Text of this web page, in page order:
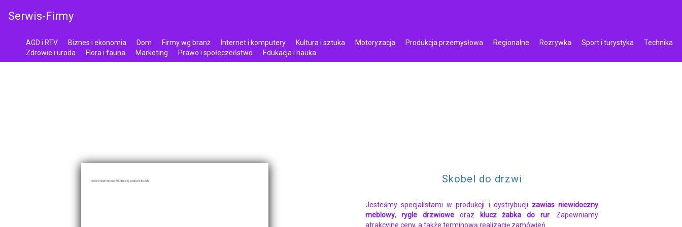
Serwis-Firmy
AGD i RTV Biznes i ekonomia Dom Firmy wg branż Internet i komputery Kultura i sztuka Motoryzacja Produkcja przemysłowa Regionalne Rozrywka Sport i turystyka
Technika
Zdrowie i uroda
Flora i fauna Marketing Prawo i społeczeństwo Edukacja i nauka
Skobel do drzwi
Jesteśmy specjalistami w produkcji i dystrybucji zawias niewidoczny
meblowy,rygle drzwiowe oraz klucz żabka do rur. Zapewniamy
atrakcyjne ceny, a także terminową realizację zamówień.